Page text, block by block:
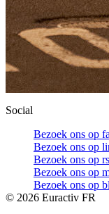
Social
Bezoek ons op
Bezoek ons op
Bezoek ons op
Bezoek ons op
Bezoek ons op
© 2026 Euractiv FR